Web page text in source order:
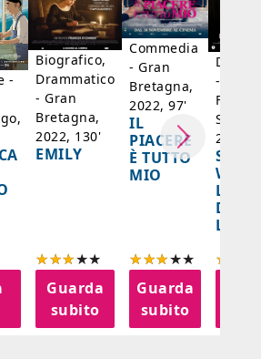
-
Biografico,
Drammatico
- Gran
Bretagna,
2022, 130'
EMILY
Guarda
subito
Commedia
- Gran
Bretagna,
2022, 97'
IL
PIACERE
È TUTTO
MIO
Guarda
subito
-
Francia,
2024,
SPIRIT
LA
DELLE